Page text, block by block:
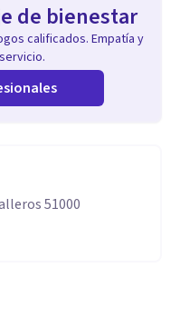
de bienestar
calificados. Empatía y
51000